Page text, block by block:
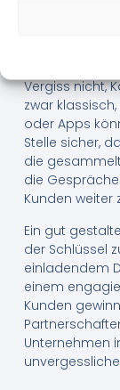
verleihen
einen
Vergiss nicht,
zwar
oder Apps
Stelle sicher,
die
die
Kunden weiter
Ein gut
der Schlüssel
einladendem
einem
Kunden
Unternehmen